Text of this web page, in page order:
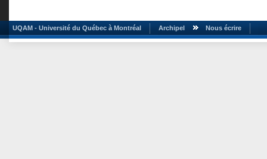
UQAM - Université du Québec à Montréal Archipel Nous écrire